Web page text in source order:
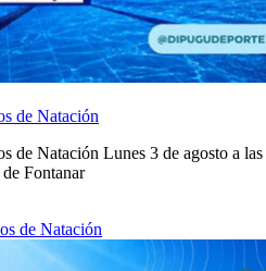
de Natación
de Natación Lunes 3 de agosto a las
Fontanar
de Natación